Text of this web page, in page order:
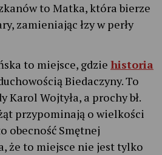
to Matka, która bierze
zamieniając łzy w perły
to miejsce, gdzie historia
Biedaczyny. To
Karol Wojtyła, a prochy bł.
przypominają o wielkości
obecność Smętnej
że to miejsce nie jest tylko